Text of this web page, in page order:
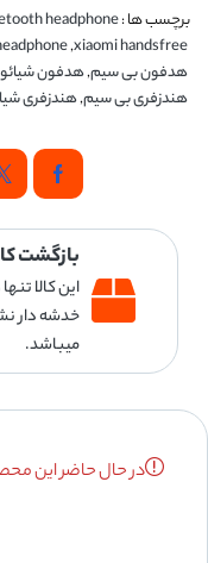
برچسب ها :headphone
xiaomi handsfree
,
هدفون بی سیم,هدفون
هندزفری بی سیم,هندزفری
بازگشت
این کالا
خدشه دار
میباشد.
در حال حاضر این